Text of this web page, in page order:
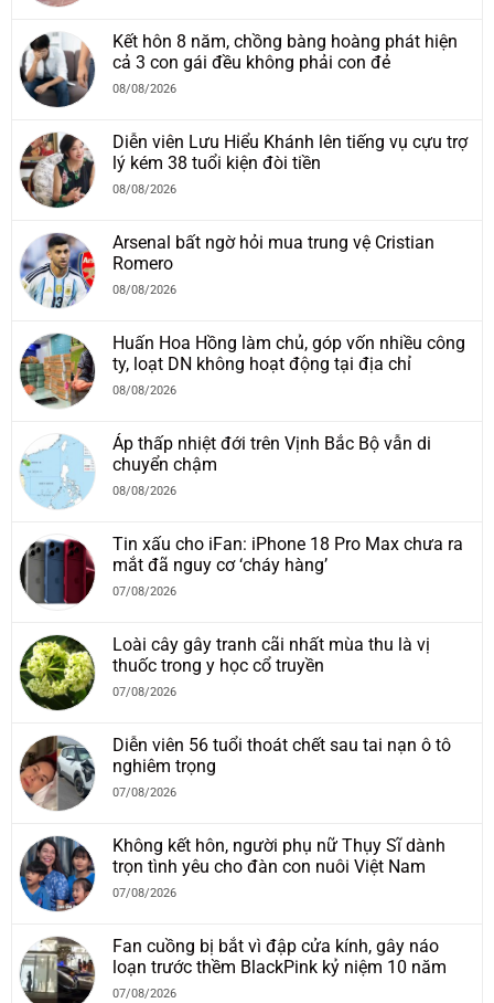
Kết hôn 8 năm, chồng bàng hoàng phát hiện
cả 3 con gái đều không phải con đẻ
08/08/2026
Diễn viên Lưu Hiểu Khánh lên tiếng vụ cựu trợ
lý kém 38 tuổi kiện đòi tiền
08/08/2026
Arsenal bất ngờ hỏi mua trung vệ Cristian
Romero
08/08/2026
Huấn Hoa Hồng làm chủ, góp vốn nhiều công
ty, loạt DN không hoạt động tại địa chỉ
08/08/2026
Áp thấp nhiệt đới trên Vịnh Bắc Bộ vẫn di
chuyển chậm
08/08/2026
Tin xấu cho iFan: iPhone 18 Pro Max chưa ra
mắt đã nguy cơ ‘cháy hàng’
07/08/2026
Loài cây gây tranh cãi nhất mùa thu là vị
thuốc trong y học cổ truyền
07/08/2026
Diễn viên 56 tuổi thoát chết sau tai nạn ô tô
nghiêm trọng
07/08/2026
Không kết hôn, người phụ nữ Thụy Sĩ dành
trọn tình yêu cho đàn con nuôi Việt Nam
07/08/2026
Fan cuồng bị bắt vì đập cửa kính, gây náo
loạn trước thềm BlackPink kỷ niệm 10 năm
07/08/2026